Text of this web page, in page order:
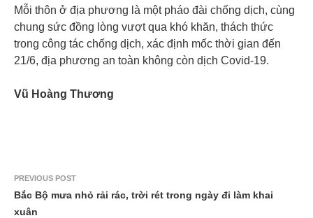
Mỗi thôn ở địa phương là một pháo đài chống dịch, cùng
chung sức đồng lòng vượt qua khó khăn, thách thức
trong công tác chống dịch, xác định mốc thời gian đến
21/6, địa phương an toàn không còn dịch Covid-19.
Vũ Hoàng Thương
PREVIOUS POST
Bắc Bộ mưa nhỏ rải rác, trời rét trong ngày đi làm khai
xuân